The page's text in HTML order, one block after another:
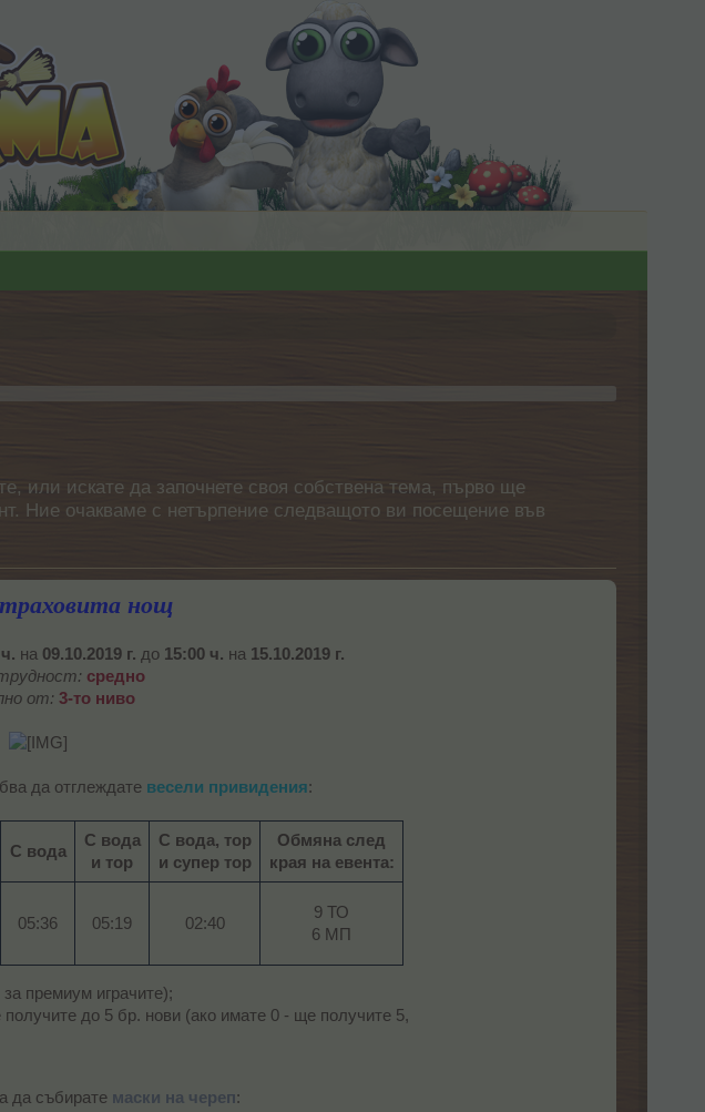
или искате да започнете своя собствена тема, първо ще
Ние очакваме с нетърпение следващото ви посещение във
нощ
на 09.10.2019 г. до 15:00 ч. на 15.10.2019 г.
средно
от: 3-то ниво
да отглеждате весели привидения:​
С вода
С вода
и тор
С вода, тор
и супер тор
Обмяна след
края на евента:
05:36​ 05:19​ 02:40​
9 ТО
6 МП​
премиум играчите);
до 5 бр. нови (ако имате 0 - ще получите 5,
да събирате маски на череп:​